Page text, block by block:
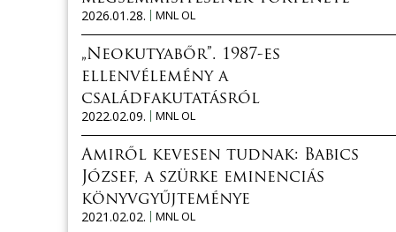
2026.01.28.
MNL OL
„Neokutyabőr”. 1987-es
ellenvélemény a
családfakutatásról
2022.02.09.
MNL OL
Amiről kevesen tudnak: Babics
József, a szürke eminenciás
könyvgyűjteménye
2021.02.02.
MNL OL